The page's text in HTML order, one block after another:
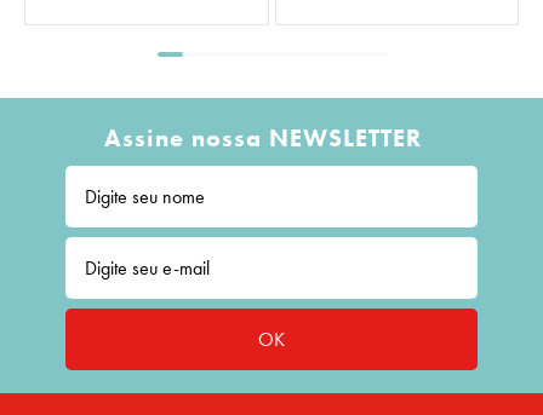
Assine nossa NEWSLETTER
OK